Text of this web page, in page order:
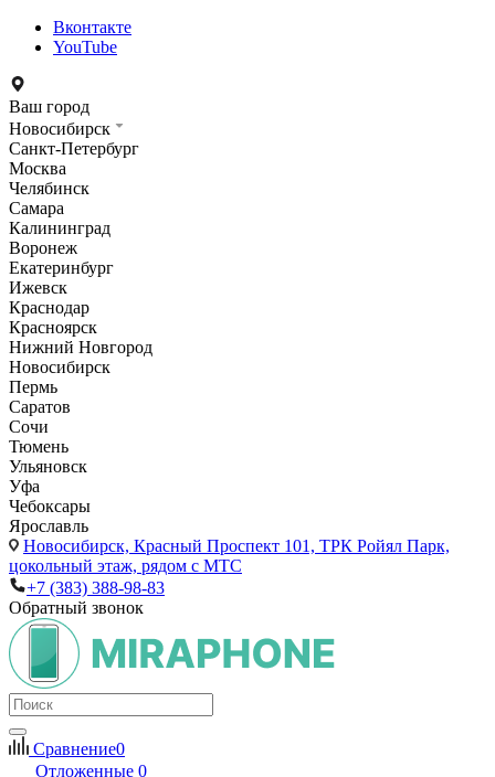
Вконтакте
YouTube
Ваш город
Новосибирск
Санкт-Петербург
Москва
Челябинск
Самара
Калининград
Воронеж
Екатеринбург
Ижевск
Краснодар
Красноярск
Нижний Новгород
Новосибирск
Пермь
Саратов
Сочи
Тюмень
Ульяновск
Уфа
Чебоксары
Ярославль
Новосибирск, Красный Проспект 101, ТРК Ройял Парк,
цокольный этаж, рядом с МТС
+7 (383) 388-98-83
Обратный звонок
Сравнение0
Отложенные 0